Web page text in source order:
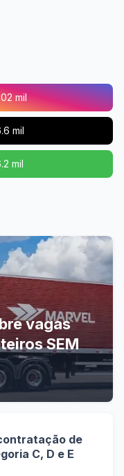
mil
mil
mil
vagas
SEM
de
C, D e E